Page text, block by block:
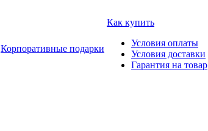
Корпоративные подарки
Как купить
Условия оплаты
Условия доставки
Гарантия на товар